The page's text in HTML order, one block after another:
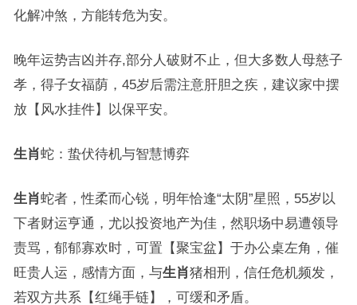
化解冲煞，方能转危为安。
晚年运势吉凶并存,部分人破财不止，但大多数人母慈子
孝，得子女福荫，45岁后需注意肝胆之疾，建议家中摆
放【风水挂件】以保平安。
生肖蛇：蛰伏待机与智慧博弈
生肖蛇者，性柔而心锐，明年恰逢“太阴”星照，55岁以
下者财运亨通，尤以投资地产为佳，然职场中易遭领导
责骂，郁郁寡欢时，可置【聚宝盆】于办公桌左角，催
旺贵人运，感情方面，与生肖猪相刑，信任危机频发，
若双方共系【红绳手链】，可缓和矛盾。